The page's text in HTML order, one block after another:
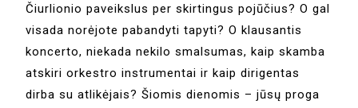
Čiurlionio paveikslus per skirtingus pojūčius? O gal
visada norėjote pabandyti tapyti? O klausantis
koncerto, niekada nekilo smalsumas, kaip skamba
atskiri orkestro instrumentai ir kaip dirigentas
dirba su atlikėjais? Šiomis dienomis – jūsų proga